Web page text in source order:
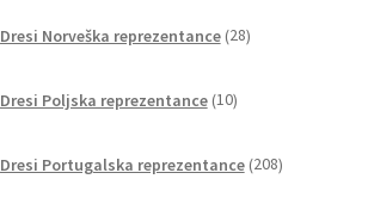
Dresi Norveška reprezentance 28izdelkov
Dresi Poljska reprezentance 10izdelkov
Dresi Portugalska reprezentance 208izdelkov